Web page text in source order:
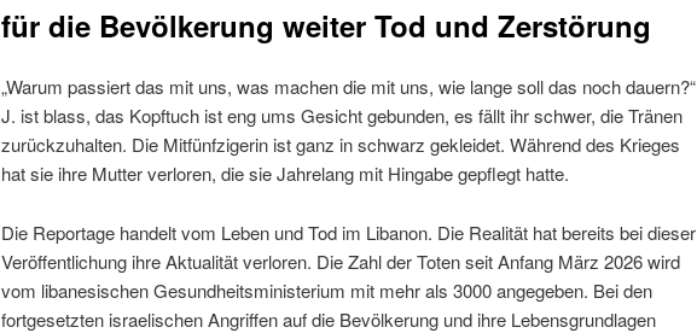
für die Bevölkerung weiter Tod und Zerstörung
„Warum passiert das mit uns, was machen die mit uns, wie lange soll das noch dauern?“
J. ist blass, das Kopftuch ist eng ums Gesicht gebunden, es fällt ihr schwer, die Tränen
zurückzuhalten. Die Mitfünfzigerin ist ganz in schwarz gekleidet. Während des Krieges
hat sie ihre Mutter verloren, die sie Jahrelang mit Hingabe gepflegt hatte.
Die Reportage handelt vom Leben und Tod im Libanon. Die Realität hat bereits bei dieser
Veröffentlichung ihre Aktualität verloren. Die Zahl der Toten seit Anfang März 2026 wird
vom libanesischen Gesundheitsministerium mit mehr als 3000 angegeben. Bei den
fortgesetzten israelischen Angriffen auf die Bevölkerung und ihre Lebensgrundlagen